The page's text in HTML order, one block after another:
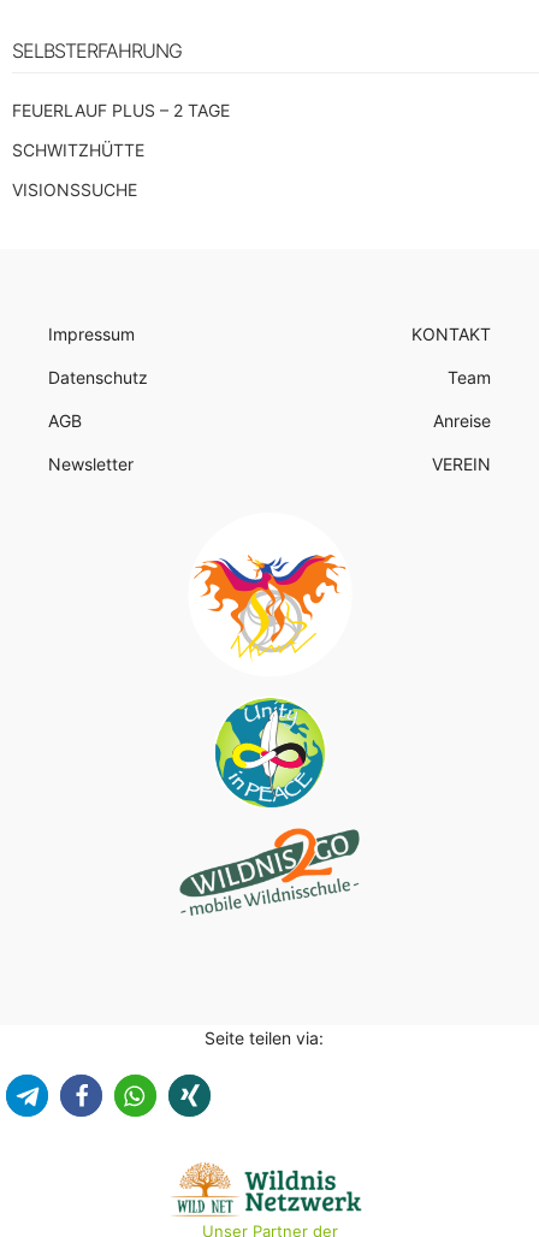
SELBSTERFAHRUNG
FEUERLAUF PLUS – 2 TAGE
SCHWITZHÜTTE
VISIONSSUCHE
Impressum
Datenschutz
AGB
Newsletter
KONTAKT
Team
Anreise
VEREIN
Seite teilen via:
Unser Partner der